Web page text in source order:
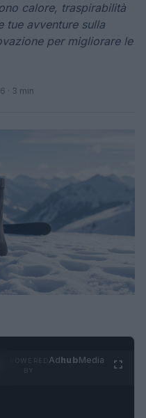
calore, traspirabilità
tue avventure sulla
per migliorare le
· 3 min
AdhubMedia